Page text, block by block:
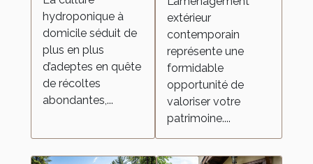
hydroponique
efficace à la
maison
hydroponique à
domicile séduit de
plus en plus
d’adeptes en quête
de récoltes
abondantes,...
aménagements
extérieurs
contemporains
?
extérieur
contemporain
représente une
formidable
opportunité de
valoriser votre
patrimoine....